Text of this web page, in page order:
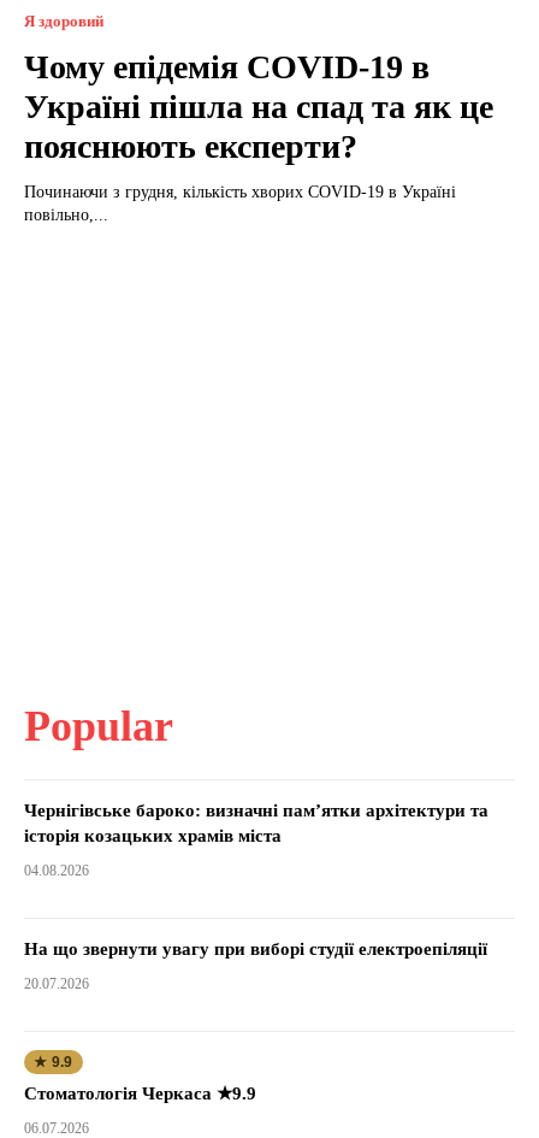
Я здоровий
Чому епідемія СOVID-19 в
Україні пішла на спад та як це
пояснюють експерти?
Починаючи з грудня, кількість хворих СOVID-19 в Україні
повільно,...
Popular
Чернігівське бароко: визначні пам’ятки архітектури та
історія козацьких храмів міста
04.08.2026
На що звернути увагу при виборі студії електроепіляції
20.07.2026
★ 9.9
Стоматологія Черкаса ★9.9
06.07.2026